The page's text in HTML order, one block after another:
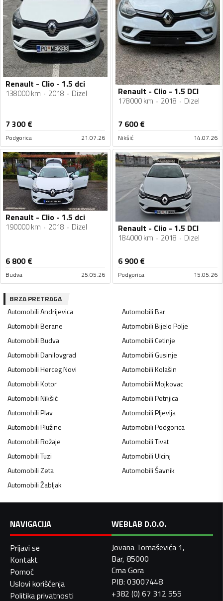
Renault - Clio - 1.5 dci
138000 km 2018 Dizel
7 300€
Podgorica 21.07.26
Renault - Clio - 1.5 DCI
178000 km 2018 Dizel
7 600€
Nikšić 14.07.26
Renault - Clio - 1.5 dci
190000 km 2018 Dizel
6 800€
Budva 25.05.26
Renault - Clio - 1.5 DCI
184000 km 2018 Dizel
6 900€
Podgorica 15.05.26
BRZA PRETRAGA
AutomobiliAndrijevica AutomobiliBar
AutomobiliBerane AutomobiliBijelo Polje
AutomobiliBudva AutomobiliCetinje
AutomobiliDanilovgrad AutomobiliGusinje
AutomobiliHerceg Novi AutomobiliKolašin
AutomobiliKotor AutomobiliMojkovac
AutomobiliNikšić AutomobiliPetnjica
AutomobiliPlav AutomobiliPljevlja
AutomobiliPlužine AutomobiliPodgorica
AutomobiliRožaje AutomobiliTivat
AutomobiliTuzi AutomobiliUlcinj
AutomobiliZeta AutomobiliŠavnik
AutomobiliŽabljak
NAVIGACIJA
Prijavi se
Kontakt
Pomoć
Uslovi korišćenja
Politika privatnosti
WEBLAB D.O.O.
Jovana Tomaševića 1,
Bar, 85000
Crna Gora
PIB: 03007448
+382 (0) 67 312 555